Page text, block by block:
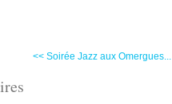
<< Soirée Jazz aux Omergues...